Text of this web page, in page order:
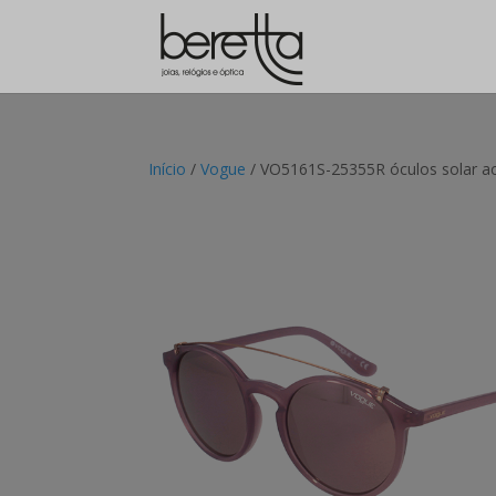
Início /Vogue / VO5161S-25355R óculos solar